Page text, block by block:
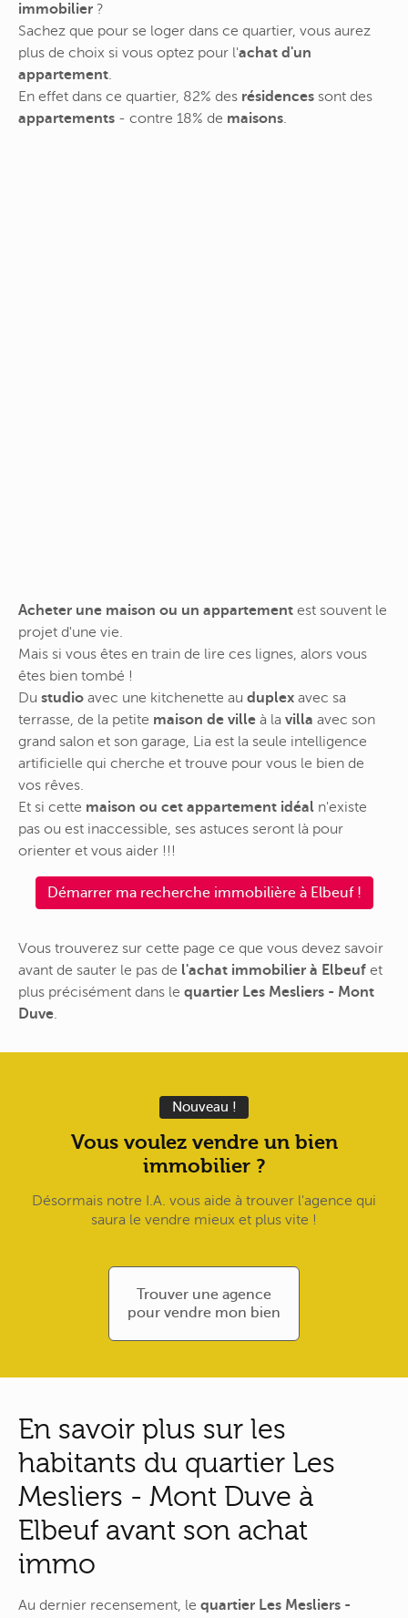
immobilier ?
Sachez que pour se loger dans ce quartier, vous aurez
plus de choix si vous optez pour l'achat d'un
appartement.
En effet dans ce quartier, 82% des résidences sont des
appartements - contre 18% de maisons.
Acheter une maison ou un appartement est souvent le
projet d'une vie.
Mais si vous êtes en train de lire ces lignes, alors vous
êtes bien tombé !
Du studio avec une kitchenette au duplex avec sa
terrasse, de la petite maison de ville à la villa avec son
grand salon et son garage, Lia est la seule intelligence
artificielle qui cherche et trouve pour vous le bien de
vos rêves.
Et si cette maison ou cet appartement idéal n'existe
pas ou est inaccessible, ses astuces seront là pour
orienter et vous aider !!!
Démarrer ma recherche immobilière à Elbeuf !
Vous trouverez sur cette page ce que vous devez savoir
avant de sauter le pas de l'achat immobilier à Elbeuf et
plus précisément dans le quartier Les Mesliers - Mont
Duve.
Nouveau !
Vous voulez vendre un bien
immobilier ?
Désormais notre I.A. vous aide à trouver l'agence qui
saura le vendre mieux et plus vite !
Trouver une agence
pour vendre mon bien
En savoir plus sur les
habitants du quartier Les
Mesliers - Mont Duve à
Elbeuf avant son achat
immo
Au dernier recensement, le quartier Les Mesliers -